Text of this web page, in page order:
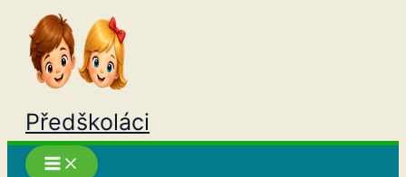
Přeskočit
obsah
Předškoláci